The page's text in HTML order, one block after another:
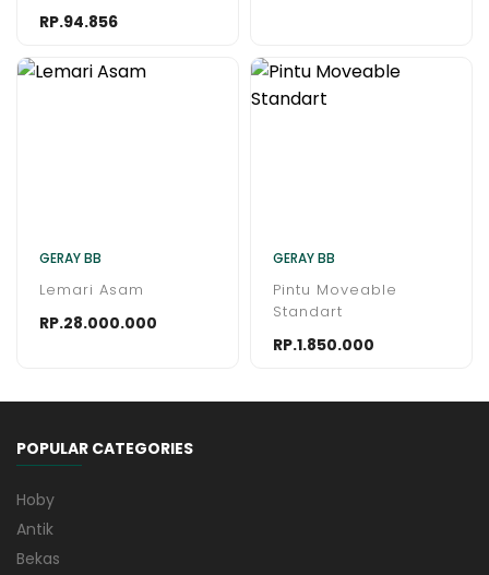
RP.94.856
GERAY BB
Lemari Asam
RP.28.000.000
GERAY BB
Pintu Moveable
Standart
RP.1.850.000
POPULAR CATEGORIES
Hoby
Antik
Bekas